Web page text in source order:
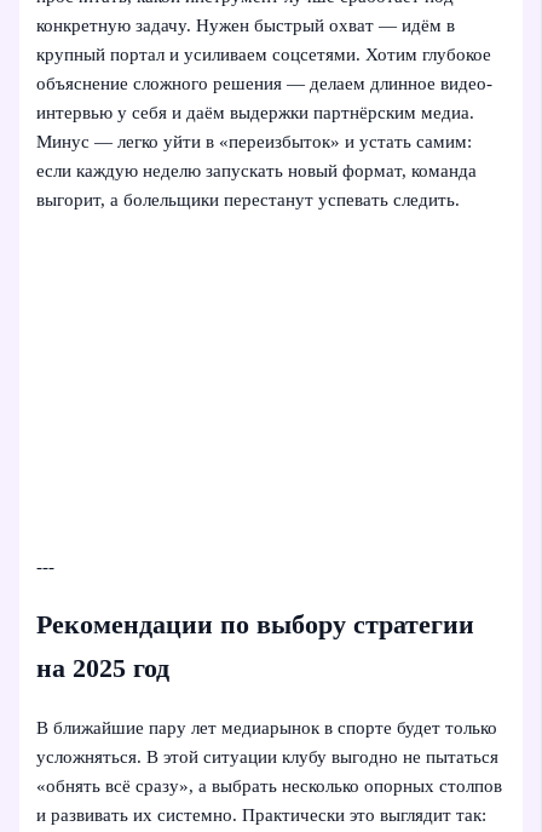
конкретную задачу. Нужен быстрый охват — идём в
крупный портал и усиливаем соцсетями. Хотим глубокое
объяснение сложного решения — делаем длинное видео-
интервью у себя и даём выдержки партнёрским медиа.
Минус — легко уйти в «переизбыток» и устать самим:
если каждую неделю запускать новый формат, команда
выгорит, а болельщики перестанут успевать следить.
---
Рекомендации по выбору стратегии
на 2025 год
В ближайшие пару лет медиарынок в спорте будет только
усложняться. В этой ситуации клубу выгодно не пытаться
«обнять всё сразу», а выбрать несколько опорных столпов
и развивать их системно. Практически это выглядит так: